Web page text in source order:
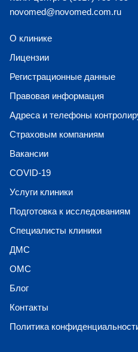
novomed@novomed.com.ru
О клинике
Лицензии
Регистрационные данные
Правовая информация
Адреса и телефоны
Страховым компаниям
Вакансии
COVID-19
Услуги клиники
Подготовка к исследованиям
Специалисты клиники
ДМС
ОМС
Блог
Контакты
Политика